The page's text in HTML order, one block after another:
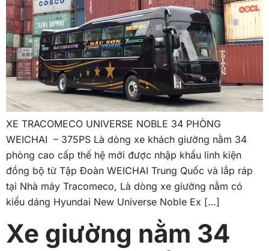
XE TRACOMECO UNIVERSE NOBLE 34 PHÒNG
WEICHAI – 375PS Là dòng xe khách giường nằm 34
phòng cao cấp thế hệ mới được nhập khẩu linh kiện
đồng bộ từ Tập Đoàn WEICHAI Trung Quốc và lắp ráp
tại Nhà máy Tracomeco, Là dòng xe giường nằm có
kiểu dáng Hyundai New Universe Noble Ex […]
Xe giường nằm 34